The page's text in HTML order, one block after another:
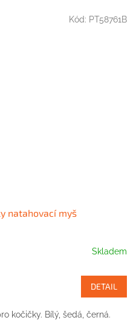
natahovací myš
Skladem
DETAIL
kočičky. Bílý, šedá, černá.
Kód: PT58761B